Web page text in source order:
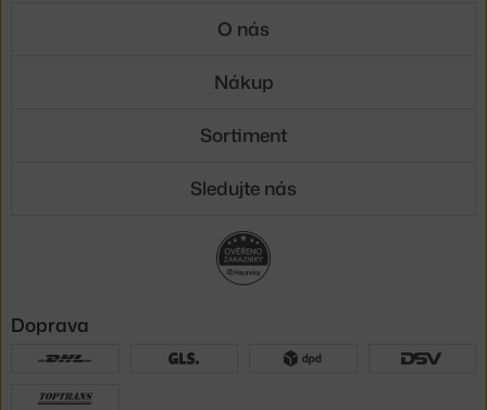
O nás
Nákup
Sortiment
Sledujte nás
Doprava